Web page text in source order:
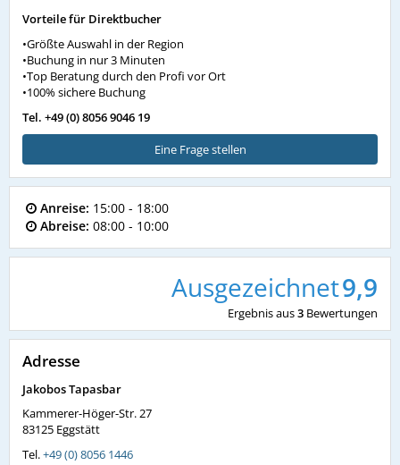
Vorteile für Direktbucher
•Größte Auswahl in der Region
•Buchung in nur 3 Minuten
•Top Beratung durch den Profi vor Ort
•100% sichere Buchung
Tel. +49 (0) 8056 9046 19
Eine Frage stellen
Anreise: 15:00 - 18:00
Abreise: 08:00 - 10:00
Ausgezeichnet9,9
Ergebnis aus3 Bewertungen
Adresse
Jakobos Tapasbar
Kammerer-Höger-Str. 27
83125 Eggstätt
Tel.+49 (0) 8056 1446